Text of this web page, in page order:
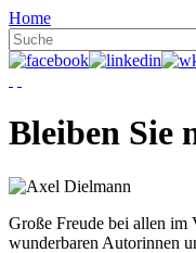
Home
Bleiben Sie
Große Freude bei allen im
wunderbaren Autorinnen